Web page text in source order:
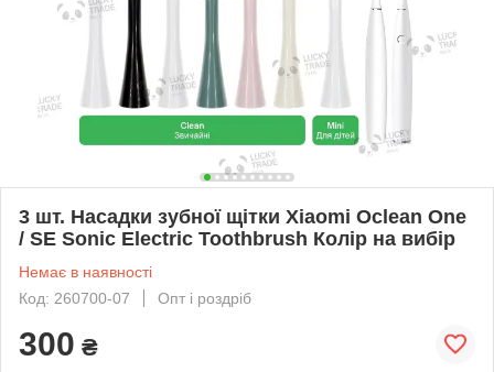
3 шт. Насадки зубної щітки Xiaomi Oclean One
/ SE Sonic Electric Toothbrush Колір на вибір
Немає в наявності
Код: 260700-07
Опт і роздріб
300 ₴